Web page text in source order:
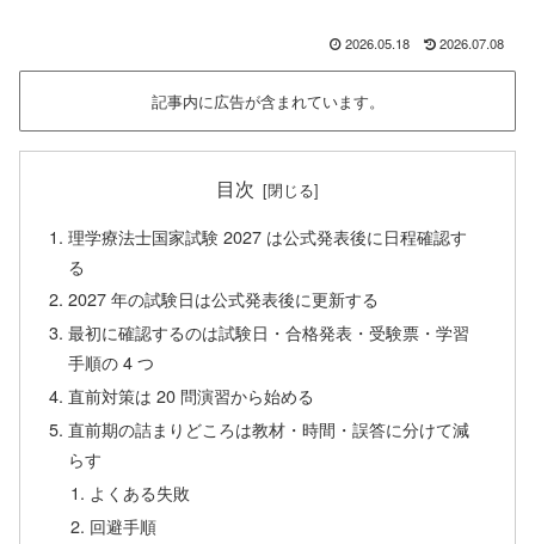
2026.05.18 2026.07.08
記事内に広告が含まれています。
目次
理学療法士国家試験 2027 は公式発表後に日程確認す
る
2027 年の試験日は公式発表後に更新する
最初に確認するのは試験日・合格発表・受験票・学習
手順の 4 つ
直前対策は 20 問演習から始める
直前期の詰まりどころは教材・時間・誤答に分けて減
らす
よくある失敗
回避手順